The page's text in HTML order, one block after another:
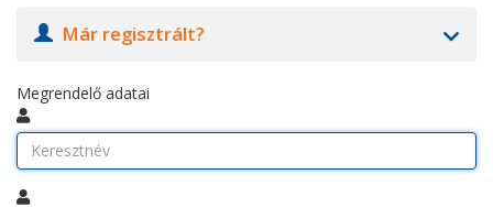
Már regisztrált?
Megrendelő adatai